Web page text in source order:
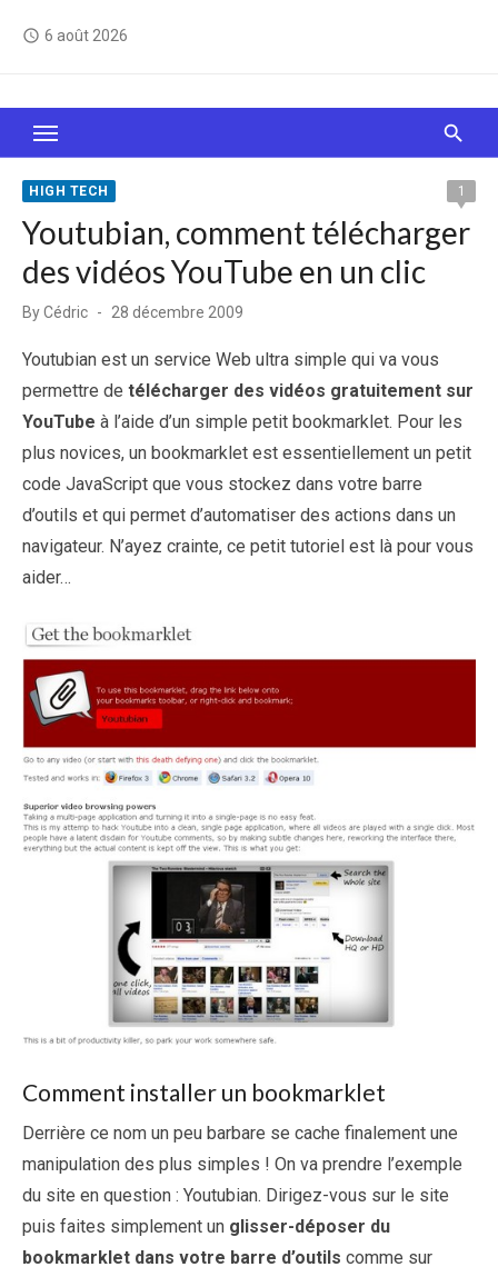
access_time 6 août 2026
Le Web, c'est comme une boîte de chocolats… On
sait jamais sur quoi on va tomber !
HIGH TECH 1
Youtubian, comment télécharger
des vidéos YouTube en un clic
ByCédric
Posted
28 décembre 2009
Youtubian est un service Web ultra simple qui va vous
permettre de télécharger des vidéos gratuitement sur
YouTube à l’aide d’un simple petit bookmarklet. Pour les
plus novices, un bookmarklet est essentiellement un petit
code JavaScript que vous stockez dans votre barre
d’outils et qui permet d’automatiser des actions dans un
navigateur. N’ayez crainte, ce petit tutoriel est là pour vous
aider…
Comment installer un bookmarklet
Derrière ce nom un peu barbare se cache finalement une
manipulation des plus simples ! On va prendre l’exemple
du site en question : Youtubian. Dirigez-vous sur le site
puis faites simplement un glisser-déposer du
bookmarklet dans votre barre d’outils comme sur